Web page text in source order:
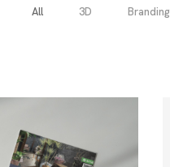
All 3D Branding